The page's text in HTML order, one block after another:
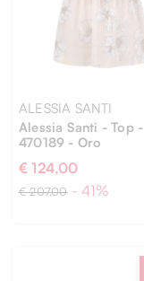
ALESSIA SANTI
Alessia Santi - Top -
470189 - Oro
€ 124,00
€ 207,00 - 41%